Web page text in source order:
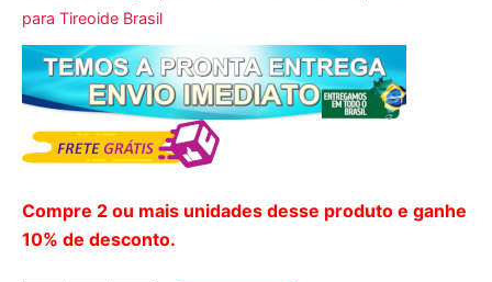
para Tireoide Brasil
Compre 2 ou mais unidades desse produto e ganhe
10% de desconto.